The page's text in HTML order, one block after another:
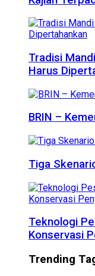
Tradisi
Harus
BRIN –
Tiga
Teknologi
Konservasi
Trending